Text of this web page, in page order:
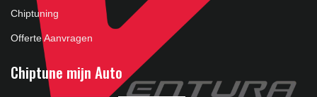
Chiptuning
Offerte Aanvragen
Chiptune mijn Auto